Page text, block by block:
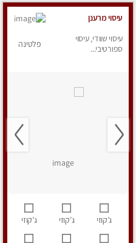
עיסוי מרענן
עיסוי שוודי, עיסוי
ספורטיבי...
פלטינה
ג’קוזי ג’קוזי ג’קוזי